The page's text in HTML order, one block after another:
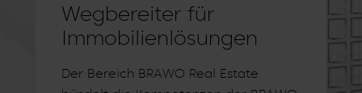
Wegbereiter für
Immobilienlösungen
Der Bereich BRAWO Real Estate